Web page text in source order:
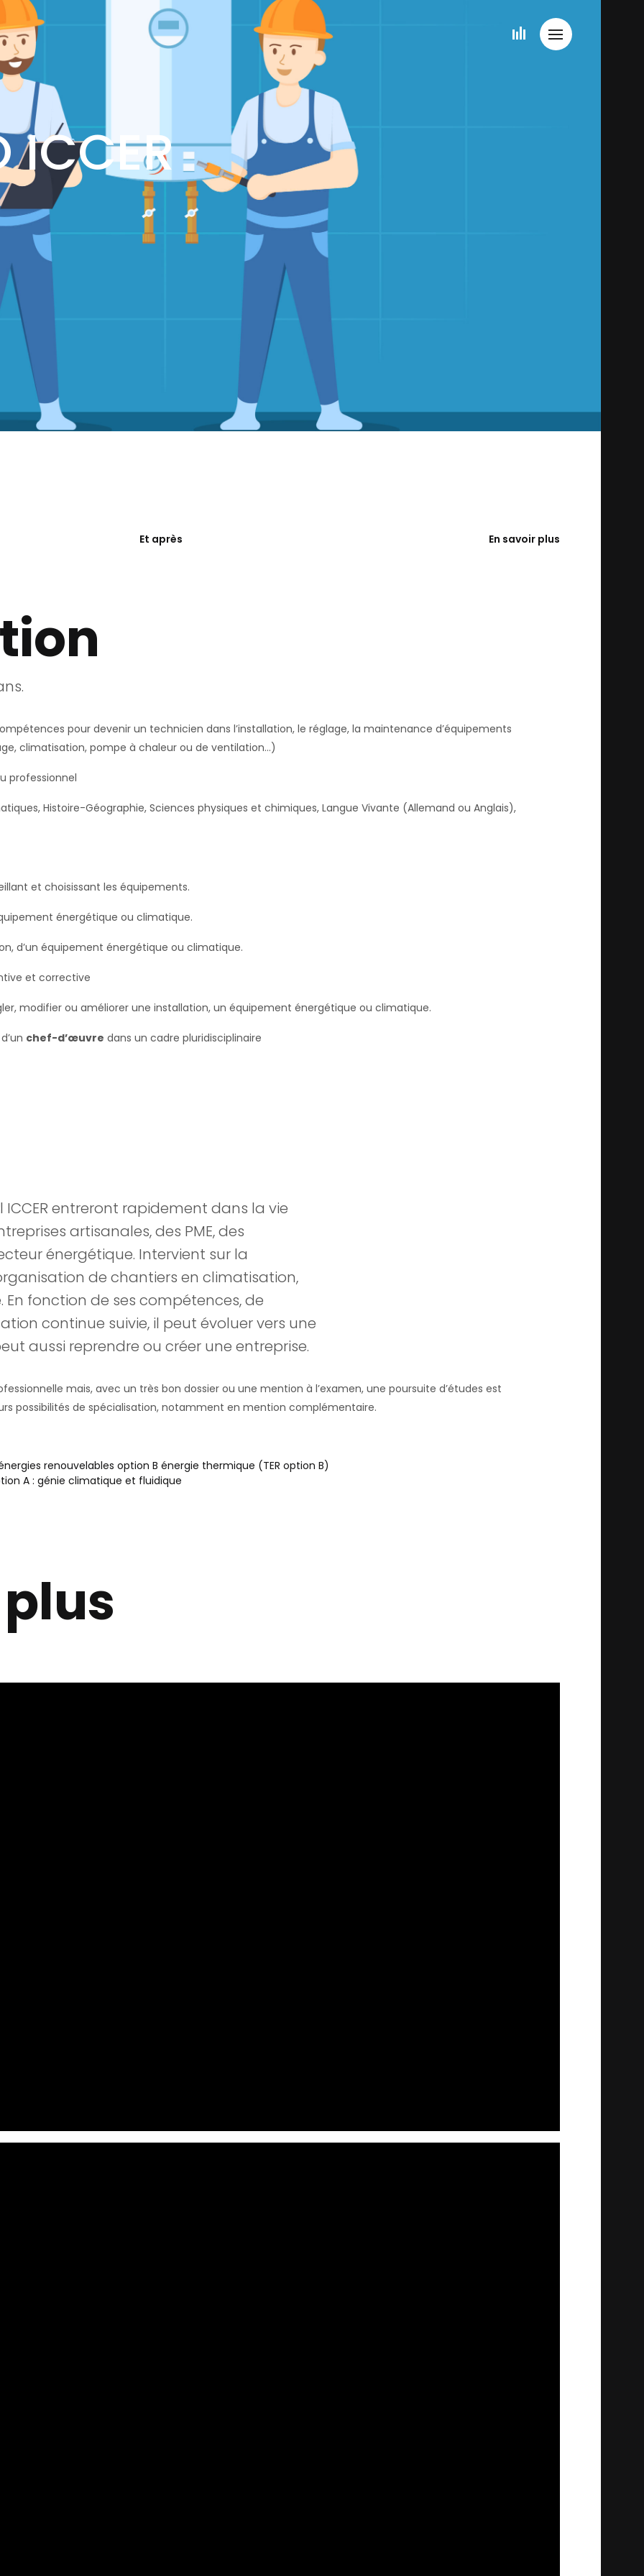
ICCER
Et après En savoir plus
pour devenir un technicien dans l’installation, le réglage, la maintenance d’équipements
climatisation, pompe à chaleur ou de ventilation…)
professionnel
Histoire-Géographie, Sciences physiques et chimiques, Langue Vivante (Allemand ou Anglais),
et choisissant les équipements.
énergétique ou climatique.
d’un équipement énergétique ou climatique.
et corrective
modifier ou améliorer une installation, un équipement énergétique ou climatique.
chef-d’œuvre dans un cadre pluridisciplinaire
ICCER entreront rapidement dans la vie
artisanales, des PME, des
énergétique. Intervient sur la
de chantiers en climatisation,
fonction de ses compétences, de
continue suivie, il peut évoluer vers une
aussi reprendre ou créer une entreprise.
mais, avec un très bon dossier ou une mention à l’examen, une poursuite d’études est
possibilités de spécialisation, notamment en mention complémentaire.
renouvelables option B énergie thermique (TER option B)
A : génie climatique et fluidique